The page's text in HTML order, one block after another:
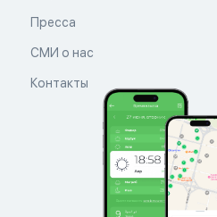
Пресса
СМИ о нас
Контакты